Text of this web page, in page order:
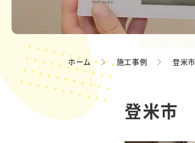
ホーム 施工事例 登米
登米市